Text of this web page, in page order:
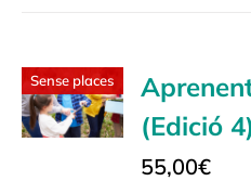
Sense places
(Edició
55,00€